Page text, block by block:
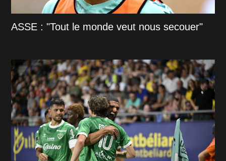
ASSE : "Tout le monde veut nous secouer"